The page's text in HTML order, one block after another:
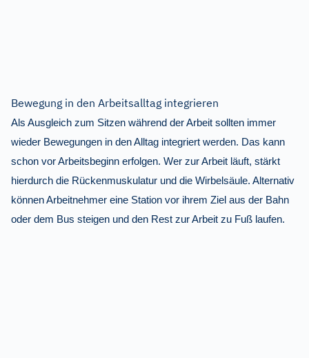
Bewegung in den Arbeitsalltag integrieren
Als Ausgleich zum Sitzen während der Arbeit sollten immer
wieder Bewegungen in den Alltag integriert werden. Das kann
schon vor Arbeitsbeginn erfolgen. Wer zur Arbeit läuft, stärkt
hierdurch die Rückenmuskulatur und die Wirbelsäule. Alternativ
können Arbeitnehmer eine Station vor ihrem Ziel aus der Bahn
oder dem Bus steigen und den Rest zur Arbeit zu Fuß laufen.